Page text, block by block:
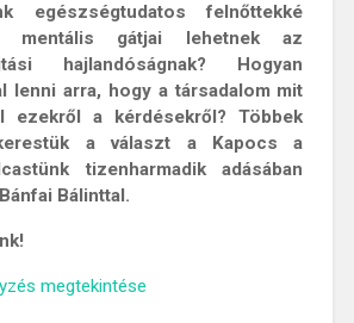
egészségtudatos felnőttekké
mentális gátjai lehetnek az
hajlandóságnak? Hogyan
lenni arra, hogy a társadalom mit
ezekről a kérdésekről? Többek
a választ a Kapocs a
tizenharmadik adásában
Bálinttal.
megtekintése